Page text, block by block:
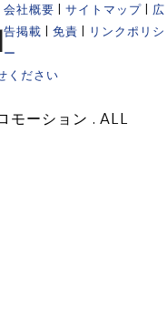
会社概要 サイトマップ
広
告掲載
免責
リンクポリシ
ー
ください
ーション . ALL